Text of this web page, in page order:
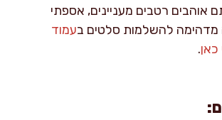
אוהבים רטבים מעניינים, אספתי
להשלמות סלטים בעמוד
.